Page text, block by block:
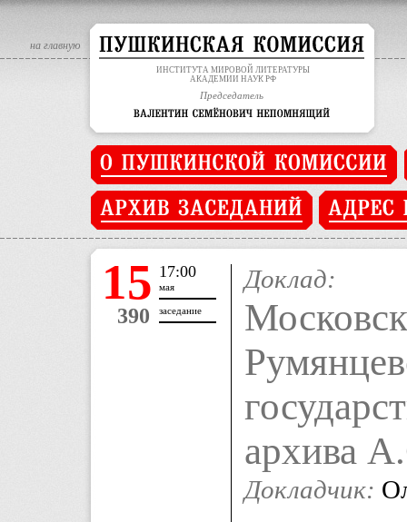
на главную
ИНСТИТУТА МИРОВОЙ ЛИТЕРАТУРЫ
АКАДЕМИИ НАУК РФ
Председатель
15 17:00
мая
390 заседание
Доклад:
архива
Докладчик: